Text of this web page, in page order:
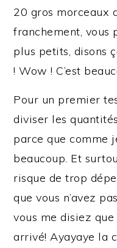
20 gros morceaux
franchement, vous
plus petits, disons
! Wow ! C’est
Pour un premier
diviser les
parce que comme
beaucoup. Et
risque de trop
que vous n’avez
vous me disiez
arrivé! Ayayaye la